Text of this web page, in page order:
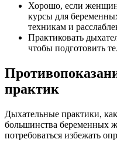
Хорошо, если
курсы для
техникам и
Практиковать
чтобы подготовить
практик
Дыхательные практики,
большинства беременных
потребоваться избежать